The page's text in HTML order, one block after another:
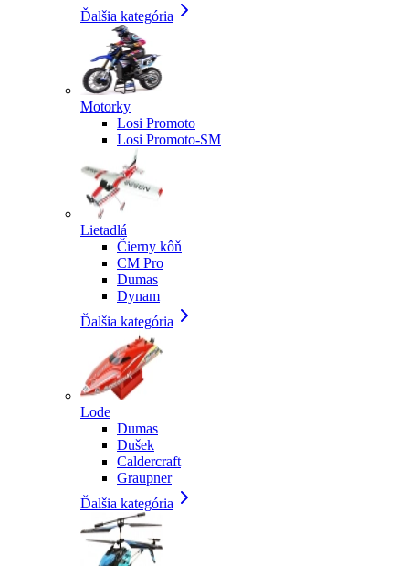
Ďalšia kategória
Motorky
Losi Promoto
Losi Promoto-SM
Lietadlá
Čierny kôň
CM Pro
Dumas
Dynam
Ďalšia kategória
Lode
Dumas
Dušek
Caldercraft
Graupner
Ďalšia kategória